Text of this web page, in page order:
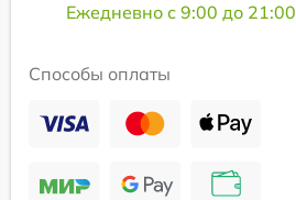
Ежедневно с 9:00 до 21:00
Способы оплаты